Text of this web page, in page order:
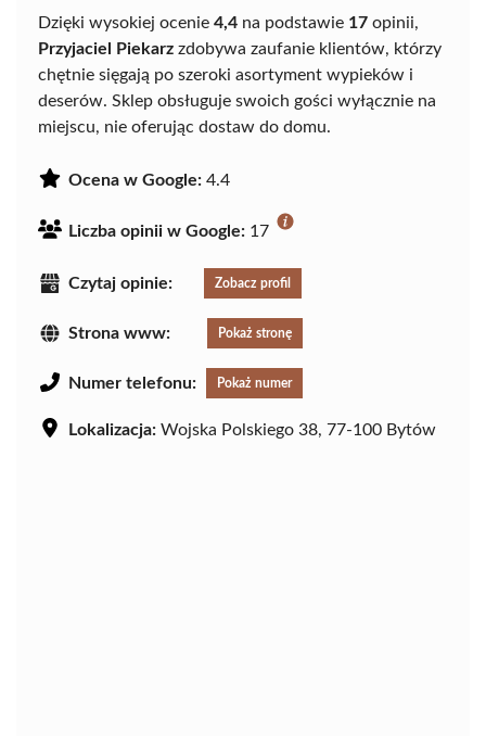
Dzięki wysokiej ocenie 4,4 na podstawie 17 opinii,
Przyjaciel Piekarz zdobywa zaufanie klientów, którzy
chętnie sięgają po szeroki asortyment wypieków i
deserów. Sklep obsługuje swoich gości wyłącznie na
miejscu, nie oferując dostaw do domu.
Ocena w Google: 4.4
Liczba opinii w Google: 17
Czytaj opinie: Zobacz profil
Strona www: Pokaż stronę
Numer telefonu: Pokaż numer
Lokalizacja: Wojska Polskiego 38, 77-100 Bytów